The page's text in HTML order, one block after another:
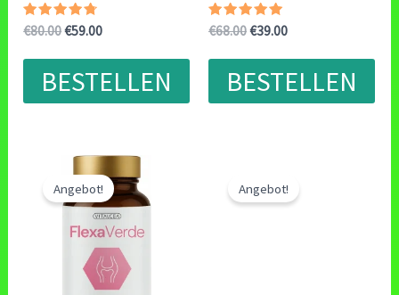
Bewertet
mit
von 5
€80.00Ursprünglicher
war:
€80.00
€59.00Aktueller
ist:
€59.00.
BESTELLEN
Bewertet
mit
von 5
€68.00Ursprünglicher
war:
€68.00
€39.00Aktueller
ist:
€39.00.
BESTELLEN
Angebot! Angebot!